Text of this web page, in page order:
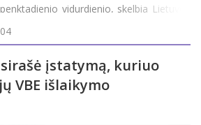
vidurdienio, skelbia Lietuvos
bendrajam priėmimui organizuoti
finan
įstatymą, kuriuo
VBE išlaikymo